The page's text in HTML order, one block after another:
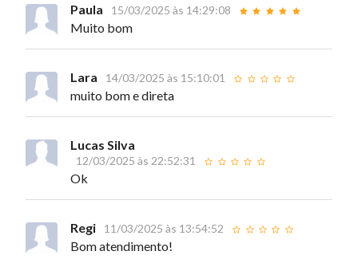
Paula 15/03/2025 às 14:29:08
Muito bom
Lara 14/03/2025 às 15:10:01
muito bom e direta
Lucas Silva
12/03/2025 às 22:52:31
Ok
Regi 11/03/2025 às 13:54:52
Bom atendimento!